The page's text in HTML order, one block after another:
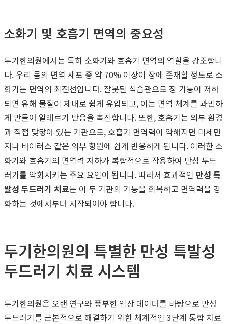
소화기 및 호흡기 면역의 중요성
두기한의원에서는 특히 소화기와 호흡기 면역의 역할을 강조합니
다. 우리 몸의 면역 세포 중 약 70% 이상이 장에 존재할 정도로 소
화기는 면역의 최전선입니다. 잘못된 식습관으로 장 기능이 저하
되면 유해 물질이 체내로 쉽게 유입되고, 이는 면역 체계를 과민하
게 만들어 알레르기 반응을 촉진합니다. 또한, 호흡기는 외부 환경
과 직접 맞닿아 있는 기관으로, 호흡기 면역력이 약해지면 미세먼
지나 바이러스 같은 외부 항원에 쉽게 반응하게 됩니다. 이러한 소
화기와 호흡기의 면역력 저하가 복합적으로 작용하여 만성 두드
러기를 악화시키는 주요 요인이 됩니다. 따라서 효과적인 만성 특
발성 두드러기 치료는 이 두 기관의 기능을 회복하고 면역력을 강
화하는 것에서부터 시작되어야 합니다.
두기한의원의 특별한 만성 특발성
두드러기 치료 시스템
두기한의원은 오랜 연구와 풍부한 임상 데이터를 바탕으로 만성
두드러기를 근본적으로 해결하기 위한 체계적인 3단계 통합 치료